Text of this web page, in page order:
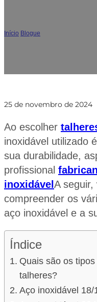
Início Blogue
25 de novembro de 2024
Ao escolher
inoxidável utilizado
sua durabilidade,
profissional
inoxidávelA seguir,
compreender os
aço inoxidável e a
Índice
Quais são os
talheres?
Aço inoxidável 18/